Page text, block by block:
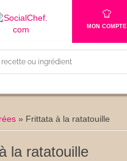
MON COMPTE
» Frittata à la ratatouille
la ratatouille